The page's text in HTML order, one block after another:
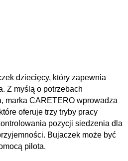
dziecięcy, który zapewnia
Z myślą o potrzebach
marka CARETERO wprowadza
oferuje trzy tryby pracy
pozycji siedzenia dla
Bujaczek może być
pilota.